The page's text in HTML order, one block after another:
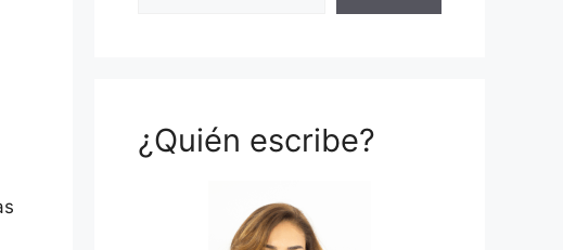
¿Quién escribe?